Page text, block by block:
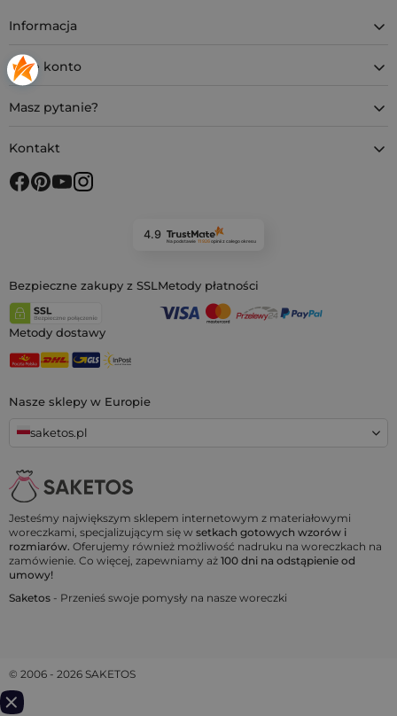
Jesteśmy największym sklepem internetowym z materiałowymi
woreczkami, specjalizującym się w setkach gotowych wzorów i
rozmiarów. Oferujemy również możliwość nadruku na woreczkach na
zamówienie. Co więcej, zapewniamy aż 100 dni na odstąpienie od
umowy!
Saketos - Przenieś swoje pomysły na nasze woreczki
Nasze sklepy w Europie
saketos.pl
Informacja
Moje konto
Masz pytanie?
Kontakt
4.9
Na podstawie 11 926opiniiz całego okresu
Bezpieczne zakupy z SSL Metody płatności
Metody dostawy
© 2006 - 2026 SAKETOS